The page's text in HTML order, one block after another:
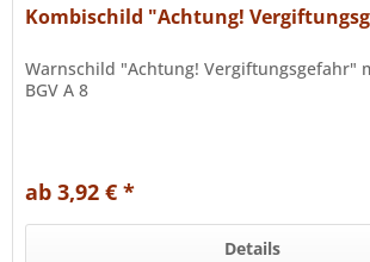
Kombischild "Achtung!
Warnschild "Achtung! Vergiftungsgefahr"
BGV A 8
ab 3,92 € *
Details